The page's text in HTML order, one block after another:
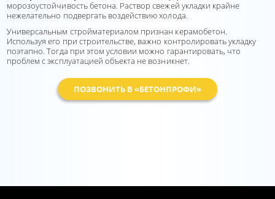
морозоустойчивость бетона. Раствор свежей укладки крайне
нежелательно подвергать воздействию холода.
Универсальным стройматериалом признан керамобетон.
Используя его при строительстве, важно контролировать укладку
поэтапно. Тогда при этом условии можно гарантировать, что
проблем с эксплуатацией объекта не возникнет.
ПОЗВОНИТЬ В «БЕТОНПРОФИ»